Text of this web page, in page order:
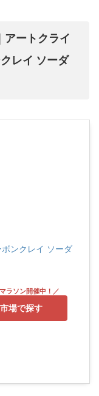
アートクライ
レイ ソーダ
ンクレイ ソーダ
場で探す